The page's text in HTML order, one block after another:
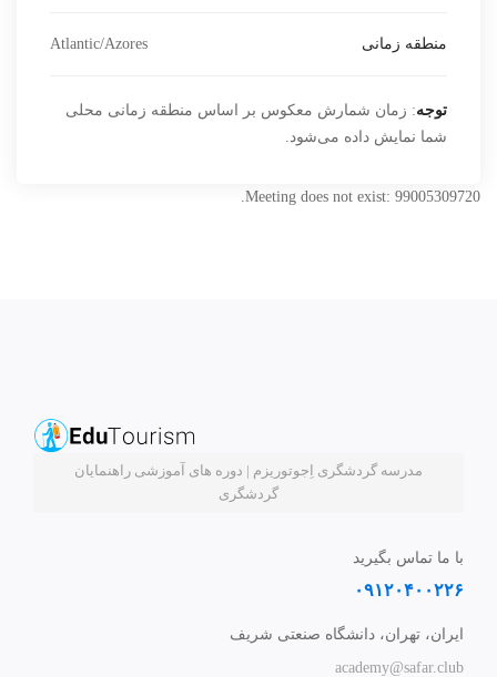
منطقه زمانی Atlantic/Azores
توجه: زمان شمارش معکوس بر اساس منطقه زمانی محلی
شما نمایش داده می‌شود.
Meeting does not exist: 99005309720.
مدرسه گردشگری اِجوتوریزم | دوره های آموزشی راهنمایان
گردشگری
با ما تماس بگیرید
۰۹۱۲۰۴۰۰۲۲۶
ایران، تهران، دانشگاه صنعتی شریف
academy@safar.club